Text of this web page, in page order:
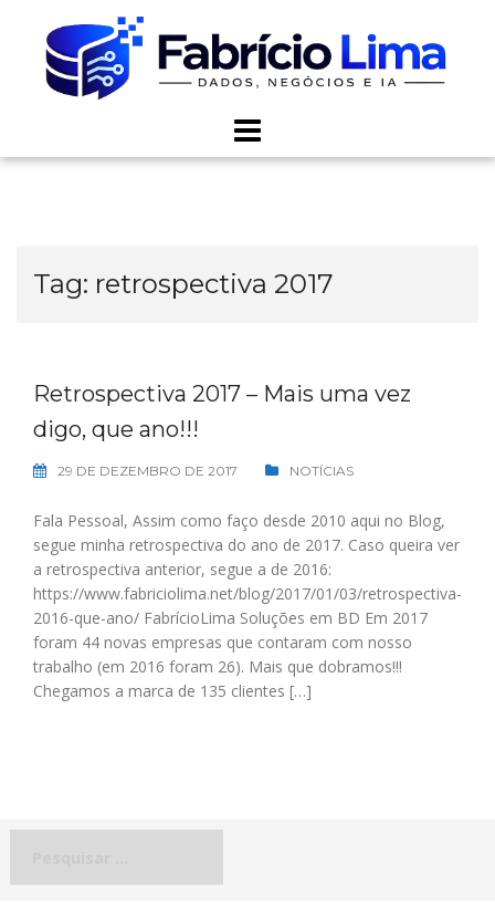
content
Tag: retrospectiva 2017
Retrospectiva 2017 – Mais uma vez
digo, que ano!!!
29 DE DEZEMBRO DE 2017 NOTÍCIAS
Fala Pessoal, Assim como faço desde 2010 aqui no Blog,
segue minha retrospectiva do ano de 2017. Caso queira ver
a retrospectiva anterior, segue a de 2016:
https://www.fabriciolima.net/blog/2017/01/03/retrospectiva-
2016-que-ano/ FabrícioLima Soluções em BD Em 2017
foram 44 novas empresas que contaram com nosso
trabalho (em 2016 foram 26). Mais que dobramos!!!
Chegamos a marca de 135 clientes […]